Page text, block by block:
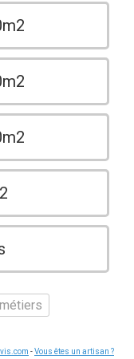
-Vous êtes un artisan ?